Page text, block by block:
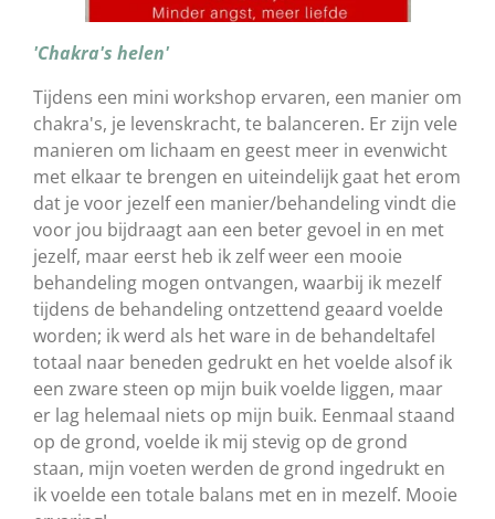
'Chakra's helen'
Tijdens een mini workshop ervaren, een manier om
chakra's, je levenskracht, te balanceren. Er zijn vele
manieren om lichaam en geest meer in evenwicht
met elkaar te brengen en uiteindelijk gaat het erom
dat je voor jezelf een manier/behandeling vindt die
voor jou bijdraagt aan een beter gevoel in en met
jezelf, maar eerst heb ik zelf weer een mooie
behandeling mogen ontvangen, waarbij ik mezelf
tijdens de behandeling ontzettend geaard voelde
worden; ik werd als het ware in de behandeltafel
totaal naar beneden gedrukt en het voelde alsof ik
een zware steen op mijn buik voelde liggen, maar
er lag helemaal niets op mijn buik. Eenmaal staand
op de grond, voelde ik mij stevig op de grond
staan, mijn voeten werden de grond ingedrukt en
ik voelde een totale balans met en in mezelf. Mooie